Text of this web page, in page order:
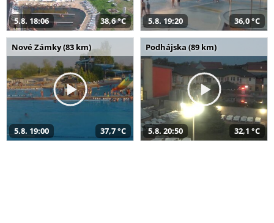
5.8. 18:06 38,6 °C 5.8. 19:20 36,0 °C
Nové Zámky (83 km)
5.8. 19:00 37,7 °C
Podhájska (89 km)
5.8. 20:50 32,1 °C